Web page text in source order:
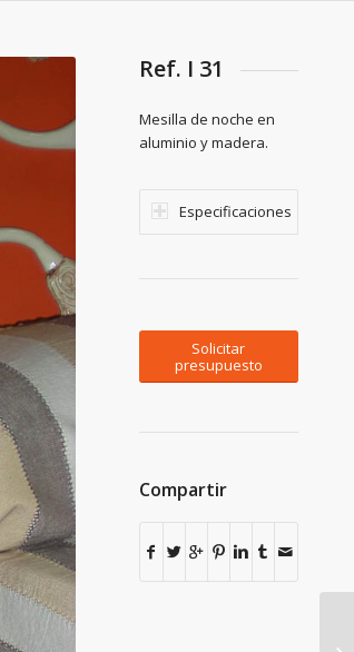
Ref. I 31
Mesilla de noche en
aluminio y madera.
Especificaciones
Solicitar
presupuesto
Compartir